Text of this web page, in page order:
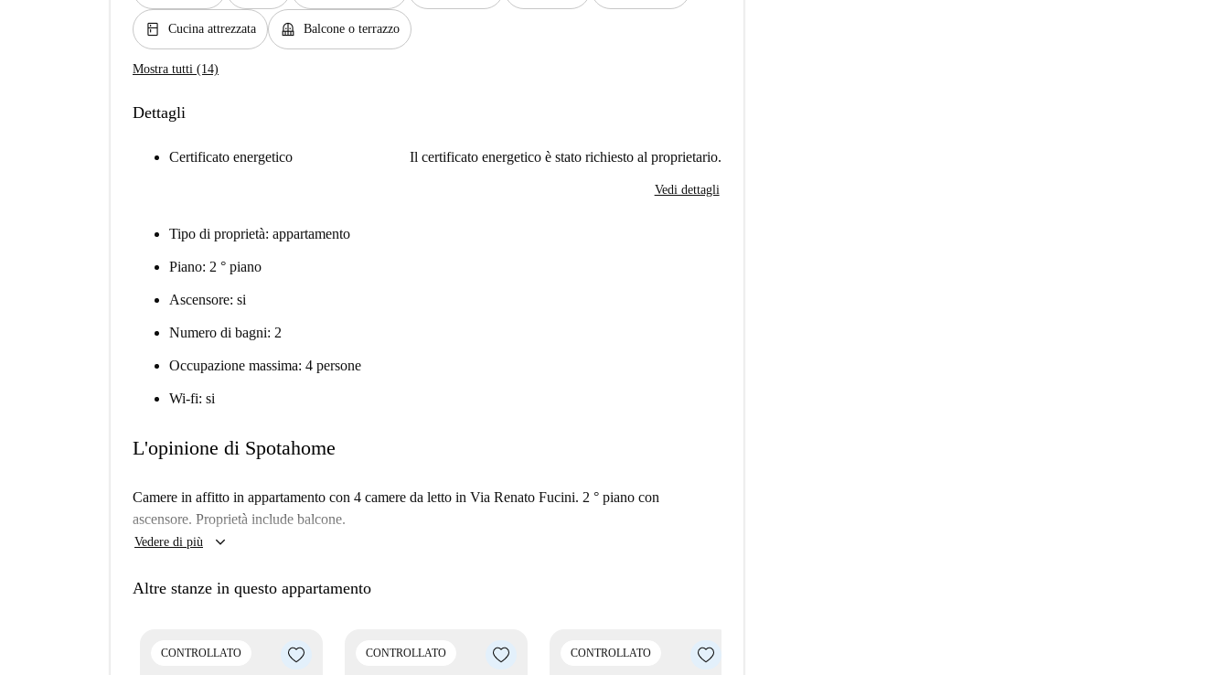
kitchen Cucina attrezzata balcony Balcone o terrazzo
Mostra tutti (14)
Dettagli
Certificato energetico Il certificato energetico è stato richiesto al proprietario.
Vedi dettagli
Tipo di proprietà: appartamento
Piano: 2 ° piano
Ascensore: si
Numero di bagni: 2
Occupazione massima: 4 persone
Wi-fi: si
L'opinione di Spotahome
Camere in affitto in appartamento con 4 camere da letto in Via Renato Fucini. 2 ° piano con
ascensore. Proprietà include balcone.
Vedere di più keyboard_arrow_down
Altre stanze in questo appartamento
CONTROLLATO CONTROLLATO CONTROLLATO